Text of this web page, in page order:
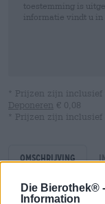
Die Bierothek® -
Information
toestemming is
informatie vindt u in
* Prijzen zijn
Deponeren € 0,08
* Prijzen zijn inclusief
Omschrijving